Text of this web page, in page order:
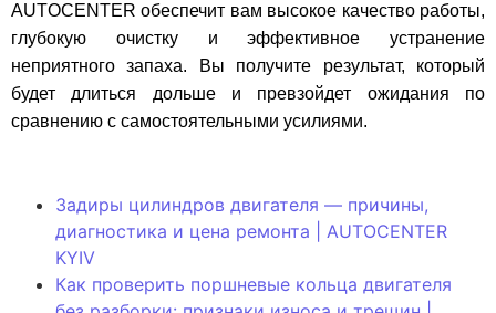
AUTOCENTER обеспечит вам высокое качество работы,
глубокую очистку и эффективное устранение
неприятного запаха. Вы получите результат, который
будет длиться дольше и превзойдет ожидания по
сравнению с самостоятельными усилиями.
Задиры цилиндров двигателя — причины,
диагностика и цена ремонта | AUTOCENTER
KYIV
Как проверить поршневые кольца двигателя